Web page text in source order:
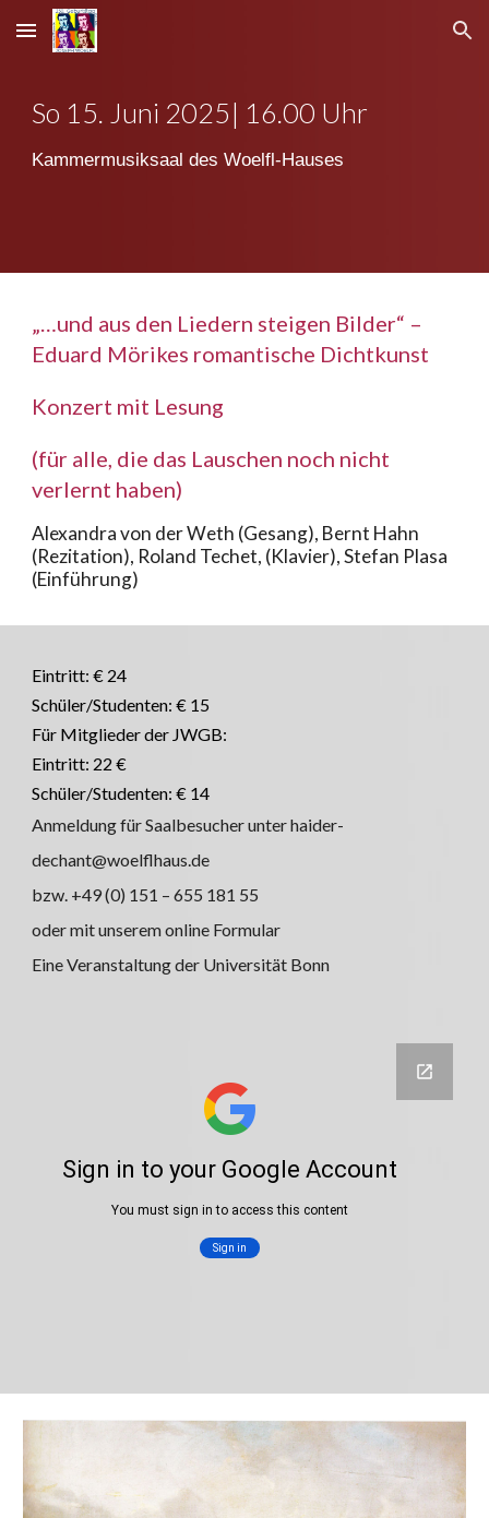
Skip to main content Skip to navigation
So 15. Juni 2025| 16.00 Uhr
Kammermusiksaal des Woelfl-Hauses
„…und aus den Liedern steigen Bilder“ –
Eduard Mörikes romantische Dichtkunst
Konzert mit Lesung
(für alle, die das Lauschen noch nicht
verlernt haben)
Alexandra von der Weth (Gesang), Bernt Hahn
(Rezitation), Roland Techet, (Klavier), Stefan Plasa
(Einführung)
Eintritt: € 24
Schüler/Studenten: € 15
Für Mitglieder der JWGB:
Eintritt: 22 €
Schüler/Studenten: € 14
Anmeldung für Saalbesucher unter haider-
dechant@woelflhaus.de
bzw. +49 (0) 151 – 655 181 55
oder mit unserem online Formular
Eine Veranstaltung der Universität Bonn